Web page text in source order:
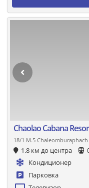
Chaolao Cabana
18/1 M.5
1.8 км до центра
Кондиционер
Парковка